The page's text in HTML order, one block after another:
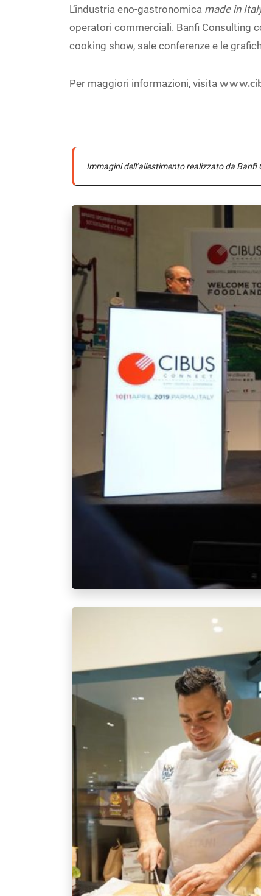
L’industria eno-gastronomica made in
operatori commerciali. Banfi Consulting
cooking show, sale conferenze e le
Per maggiori informazioni, visita
Immagini dell’allestimento realizzato da